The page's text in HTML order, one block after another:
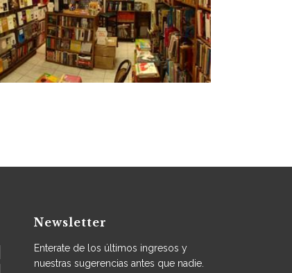
Newsletter
Enterate de los últimos ingresos y
nuestras sugerencias antes que nadie.